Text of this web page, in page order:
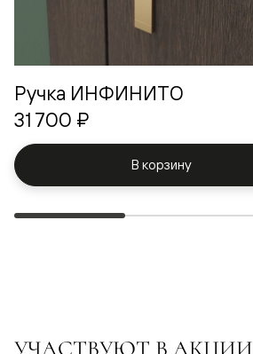
Ручка ИНФИНИТО
31 700 ₽
В корзину